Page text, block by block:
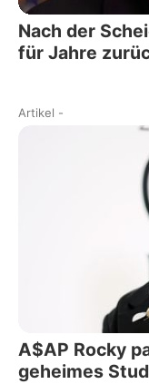
Nach der
für Jahre
Artikel -
A$AP Rocky
geheimes